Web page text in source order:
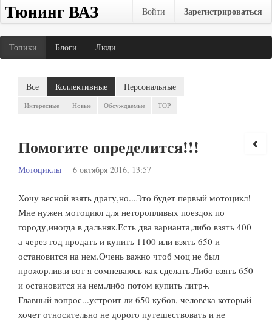
Тюнинг ВАЗ Войти Зарегистрироваться
Топики Блоги Люди
Все Коллективные Персональные
Интересные Новые Обсуждаемые TOP
Помогите определится!!!
Мотоциклы 6 октября 2016, 13:57
Хочу весной взять драгу,но...Это будет первый мотоцикл!
Мне нужен мотоцикл для неторопливых поездок по
городу,иногда в дальняк.Есть два варианта,либо взять 400
а через год продать и купить 1100 или взять 650 и
остановится на нем.Очень важно чтоб моц не был
прожорлив.и вот я сомневаюсь как сделать.Либо взять 650
и остановится на нем.либо потом купить литр+.
Главный вопрос...устроит ли 650 кубов, человека который
хочет относительно не дорого путешествовать и не